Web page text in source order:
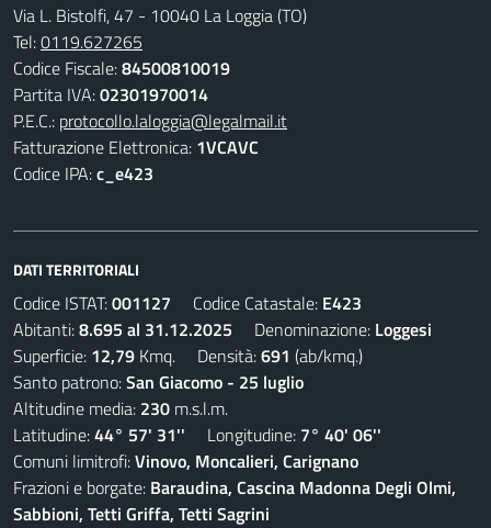
Via L. Bistolfi, 47 - 10040 La Loggia (TO)
Tel:0119.627265
Codice Fiscale:84500810019
Partita IVA:02301970014
P.E.C.: protocollo.laloggia@legalmail.it
Fatturazione Elettronica: 1VCAVC
Codice IPA:c_e423
DATI TERRITORIALI
Codice ISTAT:001127 Codice Catastale: E423
Abitanti:8.695 al 31.12.2025 Denominazione: Loggesi
Superficie: 12,79 Kmq. Densità:691 (ab/kmq.)
Santo patrono:San Giacomo - 25 luglio
Altitudine media: 230 m.s.l.m.
Latitudine:44° 57' 31'' Longitudine: 7° 40' 06''
Comuni limitrofi:Vinovo, Moncalieri, Carignano
Frazioni e borgate: Baraudina, Cascina Madonna Degli Olmi,
Sabbioni, Tetti Griffa, Tetti Sagrini